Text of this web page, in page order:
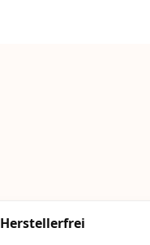
Herstellerfrei